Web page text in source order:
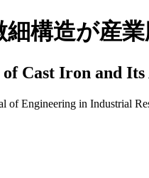
構造が産
Cast Iron and
Engineering in Industrial